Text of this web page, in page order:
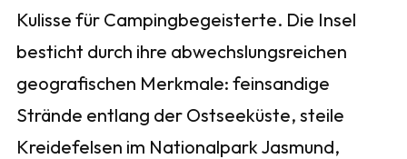
Kulisse für Campingbegeisterte. Die Insel
besticht durch ihre abwechslungsreichen
geografischen Merkmale: feinsandige
Strände entlang der Ostseeküste, steile
Kreidefelsen im Nationalpark Jasmund,